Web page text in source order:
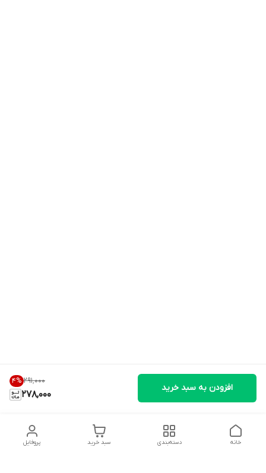
۲۹۱٬۰۰۰ 4%
278,000
افزودن به سبد خرید
پروفایل سبد خرید دسته‌بندی خانه